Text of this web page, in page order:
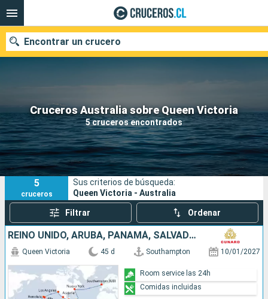
Cruceros Australia sobre Queen Victoria
5 cruceros encontrados
Encontrar un crucero
Nuestros destinos
Fecha de salida
Puertos Compañías
Buscar
5
cruceros
Sus criterios de búsqueda:
Queen Victoria - Australia
Filtrar Ordenar
REINO UNIDO, ARUBA, PANAMÁ, SALVADOR, MÉXICO, ESTADOS UNIDOS, FRANCIA, FIDJI (ISLAS), NUEVA CALEDONIA, AUSTRALIA
Queen Victoria 45 d Southampton 10/01/2027
Room service las 24h
Comidas incluidas